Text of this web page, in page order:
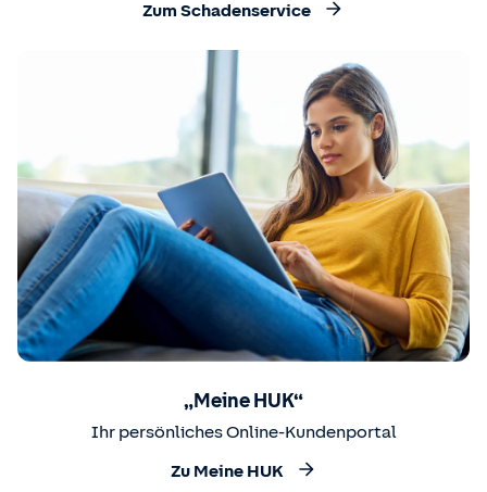
Zum Schadenservice
„Meine HUK“
Ihr persönliches Online-Kundenportal
Zu Meine HUK